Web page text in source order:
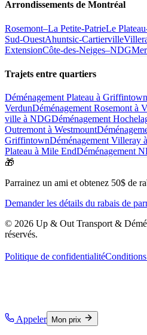
Arrondissements de Montréal
Rosemont–La Petite-PatrieLe
Sud-OuestAhuntsic-Cartierville
ExtensionCôte-des-Neiges–NDG
Trajets entre quartiers
Déménagement Plateau à Griffintown
VerdunDéménagement Rosemont à
ville à NDGDéménagement
Outremont à Westmount
GriffintownDéménagement Villeray
Plateau à Mile EndDéménagement
🎁
Parrainez un ami et obtenez 50$ de
Demander les détails du rabais de
© 2026 Up & Out Transport &
réservés.
Politique de confidentialité
Appeler Mon prix